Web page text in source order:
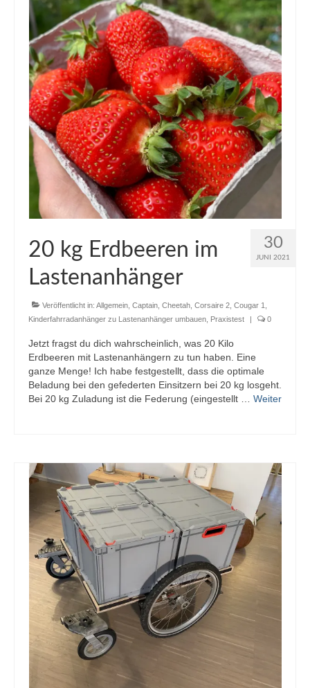
Blog
30
JUNI 2021
20 kg Erdbeeren im
Lastenanhänger
Veröffentlicht in: Allgemein Captain Cheetah Corsaire 2 Cougar 1
Kinderfahrradanhänger zu Lastenanhänger umbauen Praxistest | 0
Jetzt fragst du dich wahrscheinlich, was 20 Kilo
Erdbeeren mit Lastenanhängern zu tun haben. Eine
ganze Menge! Ich habe festgestellt, dass die optimale
Beladung bei den gefederten Einsitzern bei 20 kg losgeht.
Bei 20 kg Zuladung ist die Federung (eingestellt … Weiter